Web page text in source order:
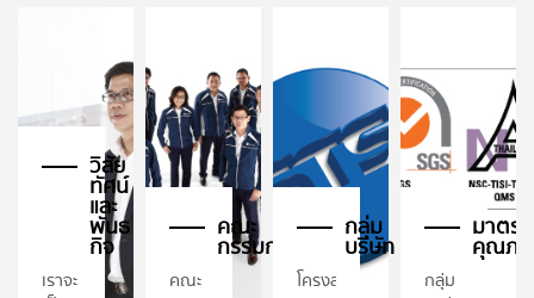
วิสัย
ทัศน์
และ
พันธ
กิจ
เราจะ
คณะ
กรรมการ
คณะ
กลุ่ม
บริษัท
โครงสร้าง
มาตร
คุณภ
กลุ่ม